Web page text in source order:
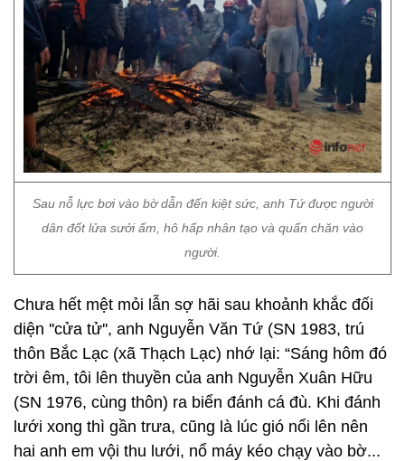
Sau nỗ lực bơi vào bờ dẫn đến kiệt sức, anh Tứ được người
dân đốt lửa sưởi ấm, hô hấp nhân tạo và quấn chăn vào
người.
Chưa hết mệt mỏi lẫn sợ hãi sau khoảnh khắc đối
diện ''cửa tử'', anh Nguyễn Văn Tứ (SN 1983, trú
thôn Bắc Lạc (xã Thạch Lạc) nhớ lại: “Sáng hôm đó
trời êm, tôi lên thuyền của anh Nguyễn Xuân Hữu
(SN 1976, cùng thôn) ra biển đánh cá đù. Khi đánh
lưới xong thì gần trưa, cũng là lúc gió nổi lên nên
hai anh em vội thu lưới, nổ máy kéo chạy vào bờ...